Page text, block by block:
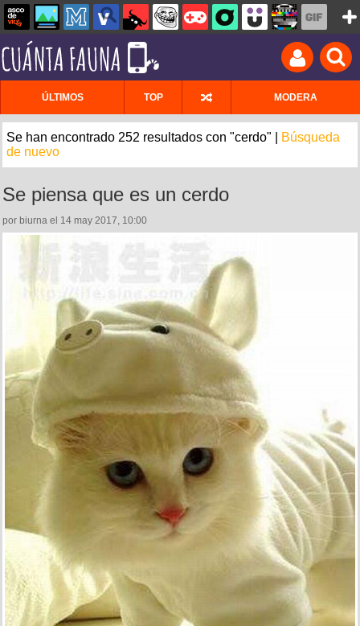
ÚLTIMOS TOP MODERA
Se han encontrado 252 resultados con "cerdo" |
Búsqueda
de nuevo
Se piensa que es un cerdo
por biurna el 14 may 2017, 10:00